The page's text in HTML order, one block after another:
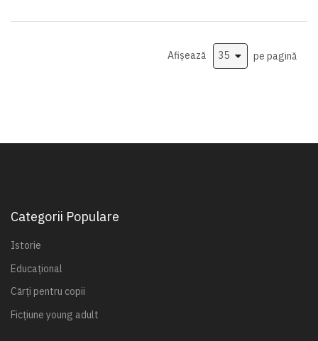
Afișează pe pagină
Categorii Populare
Istorie
Educațional
Cărți pentru copii
Ficțiune young adult